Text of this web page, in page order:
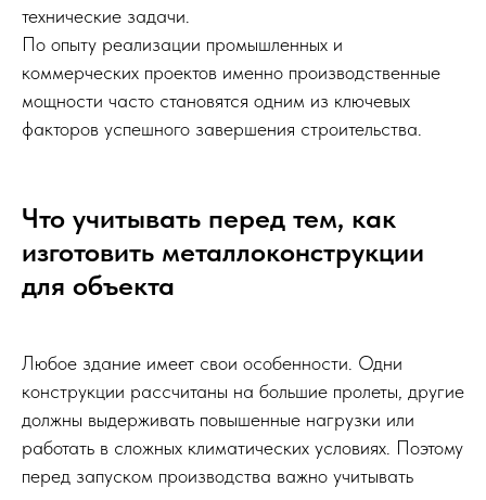
технические задачи.
По опыту реализации промышленных и
коммерческих проектов именно производственные
мощности часто становятся одним из ключевых
факторов успешного завершения строительства.
Что учитывать перед тем, как
изготовить металлоконструкции
для объекта
Любое здание имеет свои особенности. Одни
конструкции рассчитаны на большие пролеты, другие
должны выдерживать повышенные нагрузки или
работать в сложных климатических условиях. Поэтому
перед запуском производства важно учитывать